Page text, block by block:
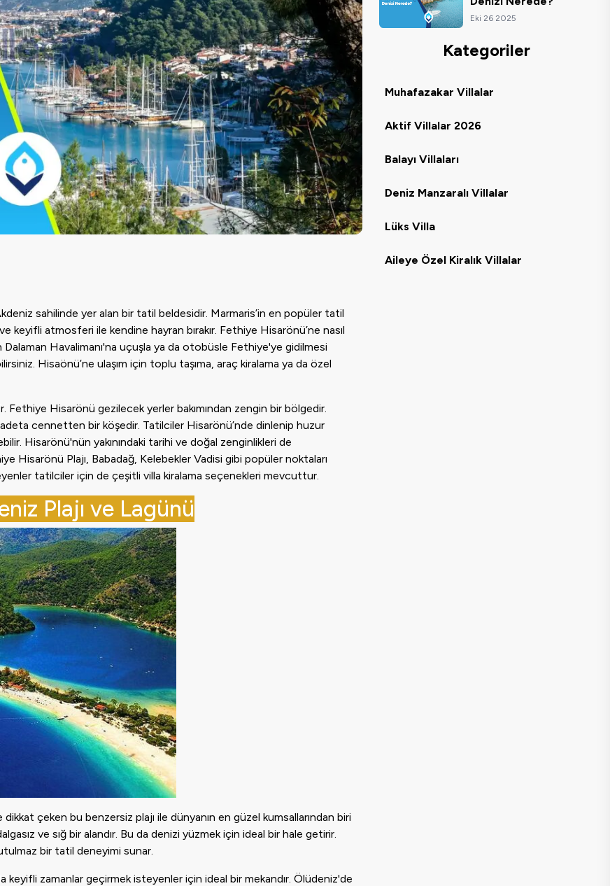
sahilinde yer alan bir tatil beldesidir. Marmaris’in en popüler tatil
atmosferi ile kendine hayran bırakır. Fethiye Hisarönü’ne nasıl
Havalimanı'na uçuşla ya da otobüsle Fethiye'ye gidilmesi
Hisaönü’ne ulaşım için toplu taşıma, araç kiralama ya da özel
Fethiye Hisarönü gezilecek yerler bakımından zengin bir bölgedir.
cennetten bir köşedir. Tatilciler Hisarönü’nde dinlenip huzur
Hisarönü'nün yakınındaki tarihi ve doğal zenginlikleri de
Hisarönü Plajı, Babadağ, Kelebekler Vadisi gibi popüler noktaları
tatilciler için de çeşitli villa kiralama seçenekleri mevcuttur.
Plajı ve Lagünü
çeken bu benzersiz plajı ile dünyanın en güzel kumsallarından biri
ve sığ bir alandır. Bu da denizi yüzmek için ideal bir hale getirir.
bir tatil deneyimi sunar.
keyifli zamanlar geçirmek isteyenler için ideal bir mekandır. Ölüdeniz'de
Eki 26 2025
Kategoriler
Muhafazakar Villalar
Aktif Villalar 2026
Balayı Villaları
Deniz Manzaralı Villalar
Lüks Villa
Aileye Özel Kiralık Villalar